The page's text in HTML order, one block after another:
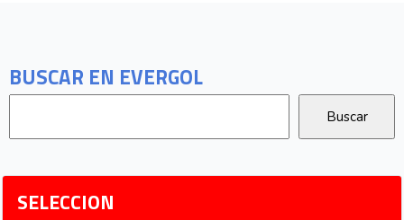
BUSCAR EN EVERGOL
SELECCION